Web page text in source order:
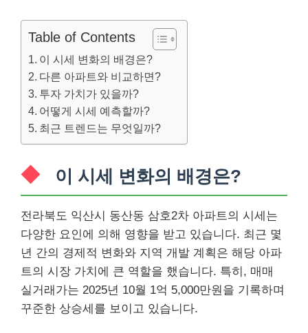
Table of Contents
이 시세 변화의 배경은?
다른 아파트와 비교하면?
투자 가치가 있을까?
어떻게 시세 예측할까?
최근 트렌드는 무엇일까?
이 시세 변화의 배경은?
전라북도 익산시 동산동 삼호2차 아파트의 시세는
다양한 요인에 의해 영향을 받고 있습니다. 최근 몇
년 간의 경제적 변화와 지역 개발 계획은 해당 아파
트의 시장 가치에 큰 역할을 했습니다. 특히, 매매
실거래가는 2025년 10월 1억 5,000만원을 기록하며
꾸준한 상승세를 보이고 있습니다.